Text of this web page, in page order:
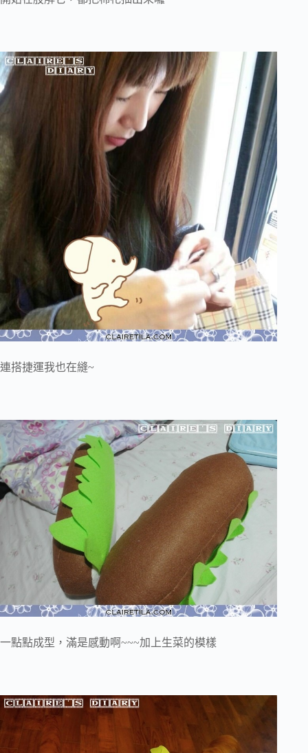
連搭捷運我也在縫~
一點點成型，滿是感動啊~~~加上生菜的模樣